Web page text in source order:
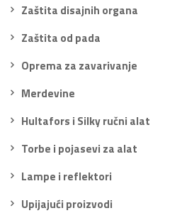
Zaštita disajnih organa
Zaštita od pada
Oprema za zavarivanje
Merdevine
Hultafors i Silky ručni alat
Torbe i pojasevi za alat
Lampe i reflektori
Upijajući proizvodi